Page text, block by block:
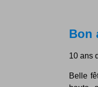
Bon
10 ans
Belle